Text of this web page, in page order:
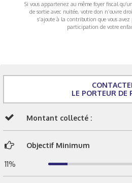
Si vous appartenez au même foyer fiscal
de sortie avec nuitée, votre don n’ouvre
s’ajoute à la contribution que vous
participation de votre
LE PORTEUR DE
Montant collecté :
Objectif Minimum
11%